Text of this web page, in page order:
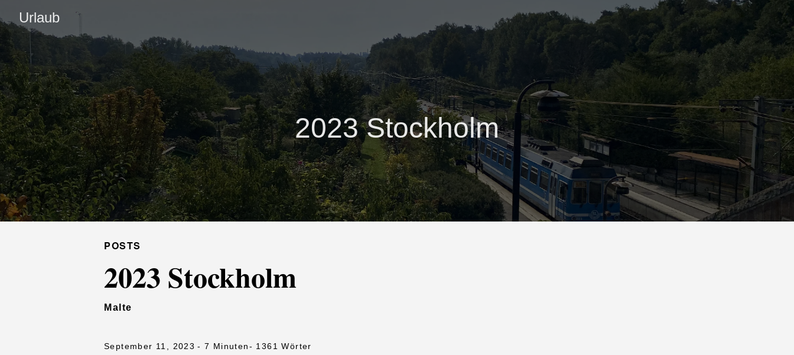
Urlaub
2023 Stockholm
POSTS
2023 Stockholm
Malte
September 11, 2023 - 7 Minuten- 1361 Wörter